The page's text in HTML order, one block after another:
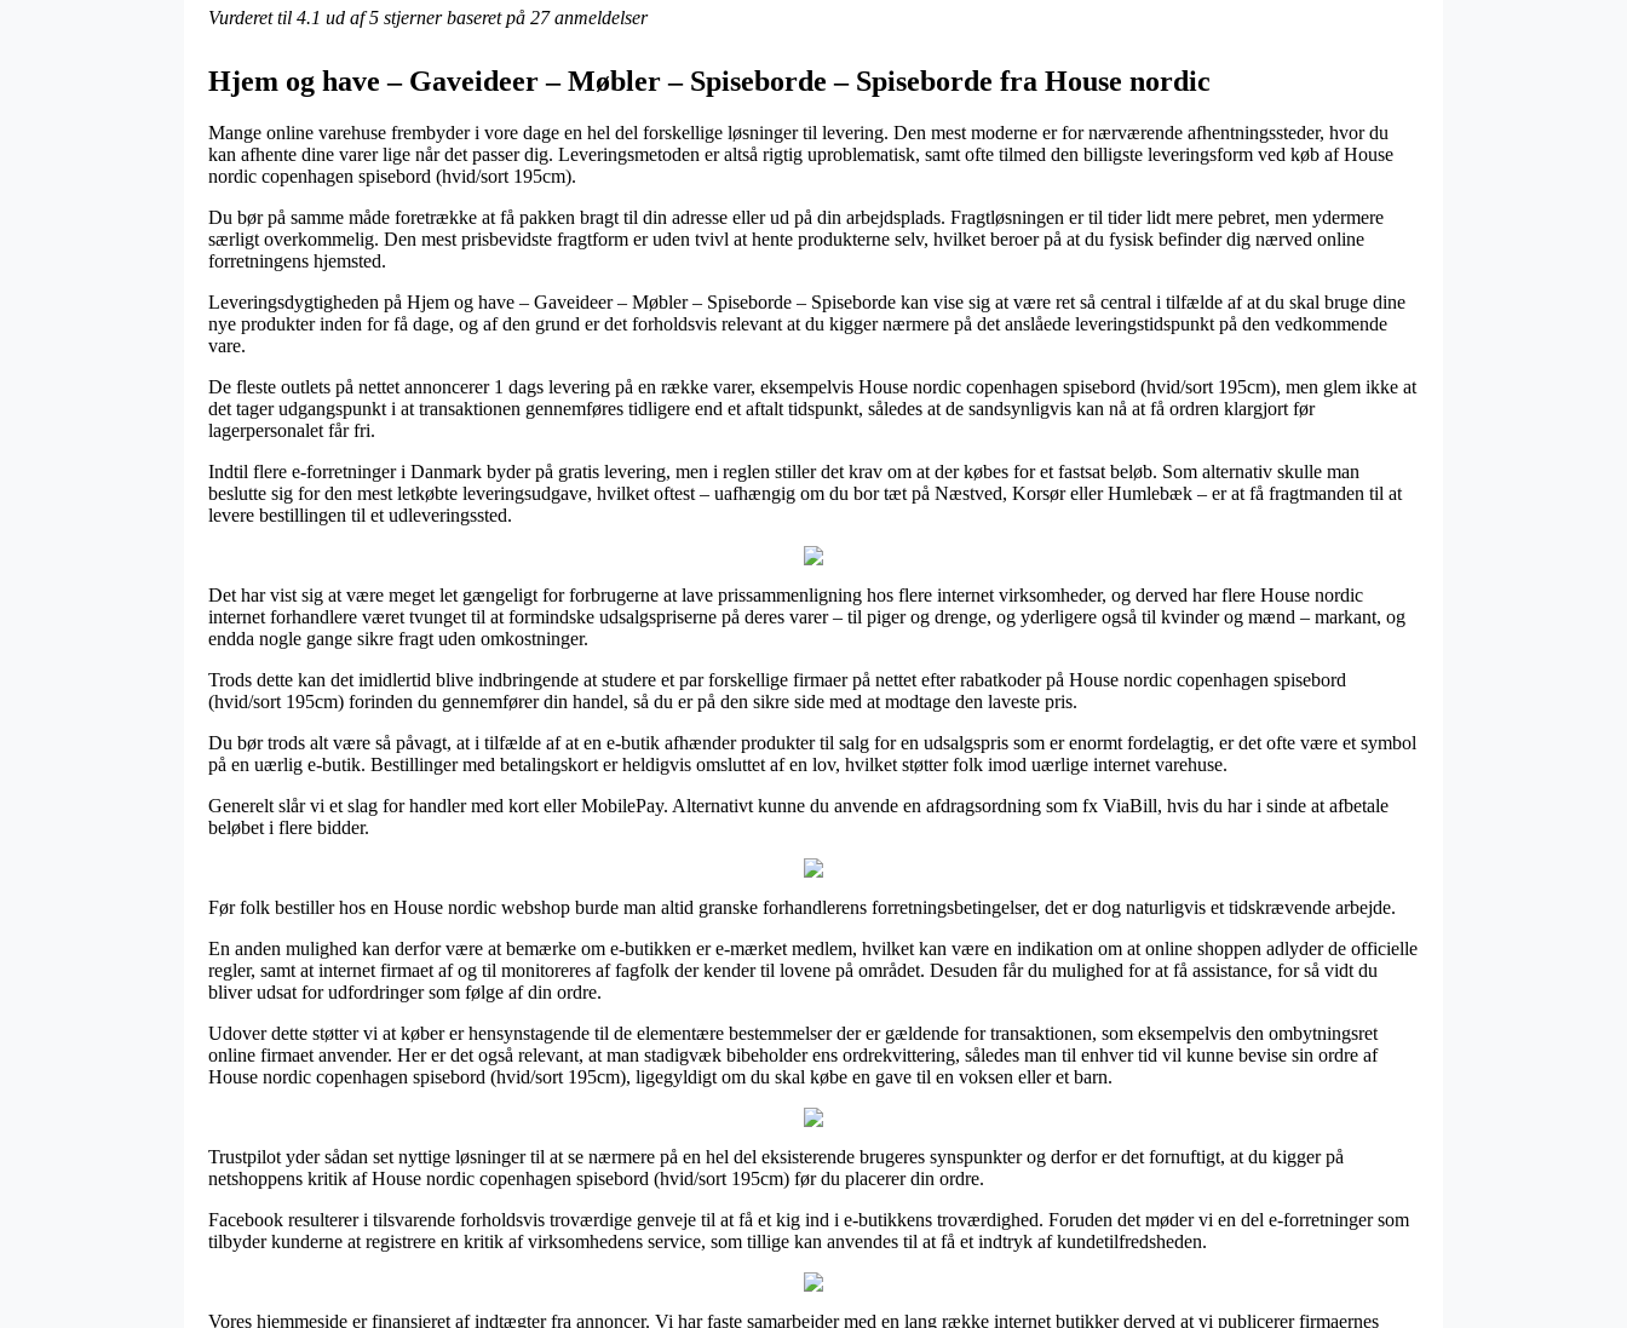
Vurderet til 4.1 ud af 5 stjerner baseret på 27anmeldelser
Hjem og have – Gaveideer – Møbler – Spiseborde – Spiseborde fra House nordic
Mange online varehuse frembyder i vore dage en hel del forskellige løsninger til levering. Den mest moderne er for nærværende afhentningssteder, hvor du
kan afhente dine varer lige når det passer dig. Leveringsmetoden er altså rigtig uproblematisk, samt ofte tilmed den billigste leveringsform ved køb af House
nordic copenhagen spisebord (hvid/sort 195cm).
Du bør på samme måde foretrække at få pakken bragt til din adresse eller ud på din arbejdsplads. Fragtløsningen er til tider lidt mere pebret, men ydermere
særligt overkommelig. Den mest prisbevidste fragtform er uden tvivl at hente produkterne selv, hvilket beroer på at du fysisk befinder dig nærved online
forretningens hjemsted.
Leveringsdygtigheden på Hjem og have – Gaveideer – Møbler – Spiseborde – Spiseborde kan vise sig at være ret så central i tilfælde af at du skal bruge dine
nye produkter inden for få dage, og af den grund er det forholdsvis relevant at du kigger nærmere på det anslåede leveringstidspunkt på den vedkommende
vare.
De fleste outlets på nettet annoncerer 1 dags levering på en række varer, eksempelvis House nordic copenhagen spisebord (hvid/sort 195cm), men glem ikke at
det tager udgangspunkt i at transaktionen gennemføres tidligere end et aftalt tidspunkt, således at de sandsynligvis kan nå at få ordren klargjort før
lagerpersonalet får fri.
Indtil flere e-forretninger i Danmark byder på gratis levering, men i reglen stiller det krav om at der købes for et fastsat beløb. Som alternativ skulle man
beslutte sig for den mest letkøbte leveringsudgave, hvilket oftest – uafhængig om du bor tæt på Næstved, Korsør eller Humlebæk – er at få fragtmanden til at
levere bestillingen til et udleveringssted.
Det har vist sig at være meget let gængeligt for forbrugerne at lave prissammenligning hos flere internet virksomheder, og derved har flere House nordic
internet forhandlere været tvunget til at formindske udsalgspriserne på deres varer – til piger og drenge, og yderligere også til kvinder og mænd – markant, og
endda nogle gange sikre fragt uden omkostninger.
Trods dette kan det imidlertid blive indbringende at studere et par forskellige firmaer på nettet efter rabatkoder på House nordic copenhagen spisebord
(hvid/sort 195cm) forinden du gennemfører din handel, så du er på den sikre side med at modtage den laveste pris.
Du bør trods alt være så påvagt, at i tilfælde af at en e-butik afhænder produkter til salg for en udsalgspris som er enormt fordelagtig, er det ofte være et symbol
på en uærlig e-butik. Bestillinger med betalingskort er heldigvis omsluttet af en lov, hvilket støtter folk imod uærlige internet varehuse.
Generelt slår vi et slag for handler med kort eller MobilePay. Alternativt kunne du anvende en afdragsordning som fx ViaBill, hvis du har i sinde at afbetale
beløbet i flere bidder.
Før folk bestiller hos en House nordic webshop burde man altid granske forhandlerens forretningsbetingelser, det er dog naturligvis et tidskrævende arbejde.
En anden mulighed kan derfor være at bemærke om e-butikken er e-mærket medlem, hvilket kan være en indikation om at online shoppen adlyder de officielle
regler, samt at internet firmaet af og til monitoreres af fagfolk der kender til lovene på området. Desuden får du mulighed for at få assistance, for så vidt du
bliver udsat for udfordringer som følge af din ordre.
Udover dette støtter vi at køber er hensynstagende til de elementære bestemmelser der er gældende for transaktionen, som eksempelvis den ombytningsret
online firmaet anvender. Her er det også relevant, at man stadigvæk bibeholder ens ordrekvittering, således man til enhver tid vil kunne bevise sin ordre af
House nordic copenhagen spisebord (hvid/sort 195cm), ligegyldigt om du skal købe en gave til en voksen eller et barn.
Trustpilot yder sådan set nyttige løsninger til at se nærmere på en hel del eksisterende brugeres synspunkter og derfor er det fornuftigt, at du kigger på
netshoppens kritik af House nordic copenhagen spisebord (hvid/sort 195cm) før du placerer din ordre.
Facebook resulterer i tilsvarende forholdsvis troværdige genveje til at få et kig ind i e-butikkens troværdighed. Foruden det møder vi en del e-forretninger som
tilbyder kunderne at registrere en kritik af virksomhedens service, som tillige kan anvendes til at få et indtryk af kundetilfredsheden.
Vores hjemmeside er finansieret af indtægter fra annoncer. Vi har faste samarbejder med en lang række internet butikker derved at vi publicerer firmaernes